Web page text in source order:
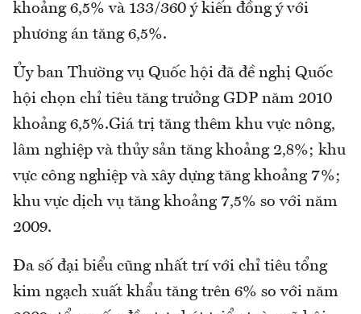
khoảng 6,5% và 133/360 ý kiến đồng ý với
phương án tăng 6,5%.
Ủy ban Thường vụ Quốc hội đã đề nghị Quốc
hội chọn chỉ tiêu tăng trưởng GDP năm 2010
khoảng 6,5%.Giá trị tăng thêm khu vực nông,
lâm nghiệp và thủy sản tăng khoảng 2,8%; khu
vực công nghiệp và xây dựng tăng khoảng 7%;
khu vực dịch vụ tăng khoảng 7,5% so với năm
2009.
Đa số đại biểu cũng nhất trí với chỉ tiêu tổng
kim ngạch xuất khẩu tăng trên 6% so với năm